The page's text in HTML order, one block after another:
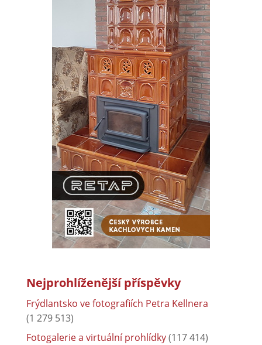
Nejprohlíženější příspěvky
Frýdlantsko ve fotografiích Petra Kellnera
(1 279 513)
Fotogalerie a virtuální prohlídky(117 414)